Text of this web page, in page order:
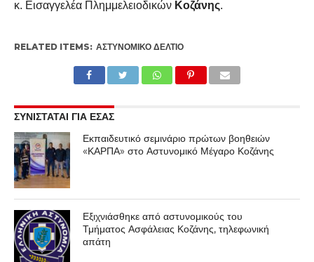
κ. Εισαγγελέα Πλημμελειοδικών Κοζάνης.
RELATED ITEMS: ΑΣΤΥΝΟΜΙΚΌ ΔΕΛΤΊΟ
ΣΥΝΙΣΤΑΤΑΙ ΓΙΑ ΕΣΑΣ
Εκπαιδευτικό σεμινάριο πρώτων βοηθειών
«ΚΑΡΠΑ» στο Αστυνομικό Μέγαρο Κοζάνης
Εξιχνιάσθηκε από αστυνομικούς του
Τμήματος Ασφάλειας Κοζάνης, τηλεφωνική
απάτη